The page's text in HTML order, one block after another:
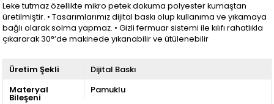
Leke tutmaz özellikte mikro petek dokuma polyester kumaştan
üretilmiştir. • Tasarımlarımız dijital baskı olup kullanıma ve yıkamaya
bağlı olarak solma yapmaz. • Gizli fermuar sistemi ile kılıfı rahatlıkla
çıkararak 30°’de makinede yıkanabilir ve ütülenebilir
Üretim Şekli
Dijital Baskı
Materyal
Bileşeni
Pamuklu